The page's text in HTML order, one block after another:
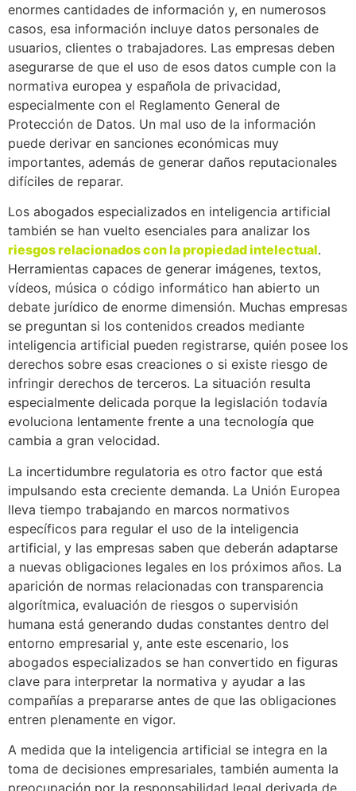
enormes cantidades de información y, en numerosos
casos, esa información incluye datos personales de
usuarios, clientes o trabajadores. Las empresas deben
asegurarse de que el uso de esos datos cumple con la
normativa europea y española de privacidad,
especialmente con el Reglamento General de
Protección de Datos. Un mal uso de la información
puede derivar en sanciones económicas muy
importantes, además de generar daños reputacionales
difíciles de reparar.
Los abogados especializados en inteligencia artificial
también se han vuelto esenciales para analizar los
riesgos relacionados con la propiedad intelectual.
Herramientas capaces de generar imágenes, textos,
vídeos, música o código informático han abierto un
debate jurídico de enorme dimensión. Muchas empresas
se preguntan si los contenidos creados mediante
inteligencia artificial pueden registrarse, quién posee los
derechos sobre esas creaciones o si existe riesgo de
infringir derechos de terceros. La situación resulta
especialmente delicada porque la legislación todavía
evoluciona lentamente frente a una tecnología que
cambia a gran velocidad.
La incertidumbre regulatoria es otro factor que está
impulsando esta creciente demanda. La Unión Europea
lleva tiempo trabajando en marcos normativos
específicos para regular el uso de la inteligencia
artificial, y las empresas saben que deberán adaptarse
a nuevas obligaciones legales en los próximos años. La
aparición de normas relacionadas con transparencia
algorítmica, evaluación de riesgos o supervisión
humana está generando dudas constantes dentro del
entorno empresarial y, ante este escenario, los
abogados especializados se han convertido en figuras
clave para interpretar la normativa y ayudar a las
compañías a prepararse antes de que las obligaciones
entren plenamente en vigor.
A medida que la inteligencia artificial se integra en la
toma de decisiones empresariales, también aumenta la
preocupación por la responsabilidad legal derivada de